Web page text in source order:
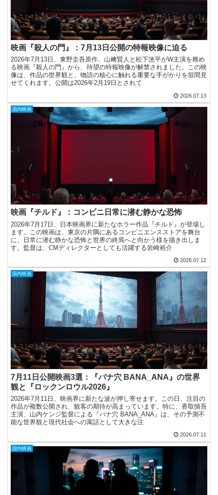
映画『殺人の門』：7月13日公開の特報映像に迫る
2026年7月13日、東野圭吾原作、山﨑賢人と松下洸平がW主演を務め
る映画『殺人の門』から、待望の特報映像が解禁されました。この映
像は、作品の世界観と、物語の核心に触れる重要な手がかりを垣間見
せてくれます。公開は2026年2月19日とされて
2026.07.13
国内映画
映画『チルド』：コンビニ日常に潜む静かな恐怖
2026年7月17日、日本映画界に新たなホラー作品『チルド』が登場し
ます。この映画は、東京の片隅にあるコンビニエンスストアを舞台
に、日常に潜む静かな恐怖と世界の終焉へと向かう様を描き出しま
す。監督は、CMディレクターとしても活躍する岩崎裕介
2026.07.12
国内映画
7月11日公開映画3選：『バナ穴 BANA_ANA』の世界
観と『ロックンロウル2026』
2026年7月11日、映画界に新たな波が押し寄せます。この日、注目の
作品が複数公開され、観客の期待が高まっています。特に、香取慎吾
主演、山内ケンジ監督による『バナ穴 BANA_ANA』は、その予測不
能な世界観と現代社会への寓話として大きな注
2026.07.11
国内映画